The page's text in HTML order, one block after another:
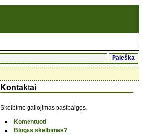
Kontaktai
Skelbimo galiojimas pasibaigęs.
Komentuoti
Blogas skelbimas?